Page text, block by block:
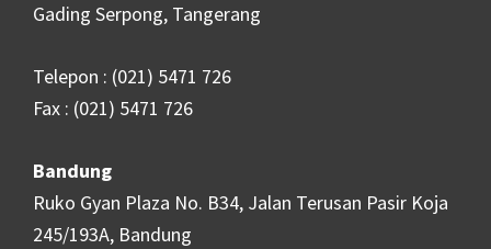
Gading Serpong, Tangerang
Telepon : (021) 5471 726
Fax : (021) 5471 726
Bandung
Ruko Gyan Plaza No. B34, Jalan Terusan Pasir Koja
245/193A, Bandung